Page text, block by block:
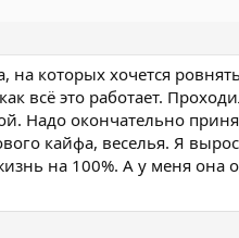
на которых хочется
это работает.
Надо окончательно
кайфа, веселья. Я
на 100%. А у меня она